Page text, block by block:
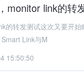
monitor link的转
的转发测试这次又要开
Link与M
15:50:50